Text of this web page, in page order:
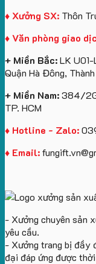
♦ Xưởng SX: Thôn
♦ Văn phòng giao
+ Miền Bắc:LK
Quận Hà Đông,
+ Miền Nam:384/
TP. HCM
♦ Hotline - Zalo:
♦ Email:
- Xưởng chuyên sản
yêu cầu.
- Xưởng trang bị đầy
đại đáp ứng được